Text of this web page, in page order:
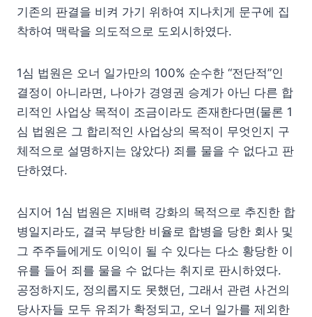
기존의 판결을 비켜 가기 위하여 지나치게 문구에 집
착하여 맥락을 의도적으로 도외시하였다.
1심 법원은 오너 일가만의 100% 순수한 “전단적”인
결정이 아니라면, 나아가 경영권 승계가 아닌 다른 합
리적인 사업상 목적이 조금이라도 존재한다면(물론 1
심 법원은 그 합리적인 사업상의 목적이 무엇인지 구
체적으로 설명하지는 않았다) 죄를 물을 수 없다고 판
단하였다.
심지어 1심 법원은 지배력 강화의 목적으로 추진한 합
병일지라도, 결국 부당한 비율로 합병을 당한 회사 및
그 주주들에게도 이익이 될 수 있다는 다소 황당한 이
유를 들어 죄를 물을 수 없다는 취지로 판시하였다.
공정하지도, 정의롭지도 못했던, 그래서 관련 사건의
당사자들 모두 유죄가 확정되고, 오너 일가를 제외한